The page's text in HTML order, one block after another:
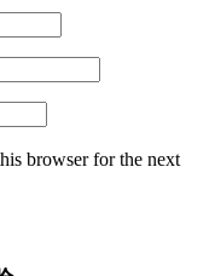
browser for the next